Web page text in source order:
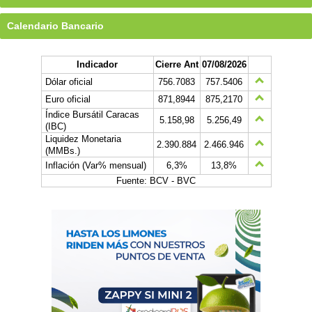
Calendario Bancario
Indicador Cierre Ant 07/08/2026
Dólar oficial
756.7083
757.5406
Euro oficial
871,8944
875,2170
Índice Bursátil Caracas
(IBC)
5.158,98
5.256,49
Liquidez Monetaria
(MMBs.)
2.390.884
2.466.946
Inflación (Var% mensual)
6,3%
13,8%
Fuente: BCV - BVC